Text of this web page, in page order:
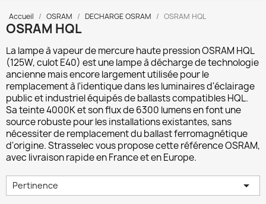
Accueil OSRAM DECHARGE OSRAM OSRAM HQL
OSRAM HQL
La lampe àvapeur de mercure haute pression OSRAM HQL
(125W, culot E40) est une lampe à décharge de technologie
ancienne mais encore largement utilisée pour le
remplacement à l'identique dans les luminaires d'éclairage
public et industriel équipés de ballasts compatibles HQL.
Sa teinte 4000K et son flux de 6300 lumens en font une
source robuste pour les installations existantes, sans
nécessiter de remplacement du ballast ferromagnétique
d'origine. Strasselec vous propose cette référence OSRAM,
avec livraison rapide en France et en Europe.
Pertinence 